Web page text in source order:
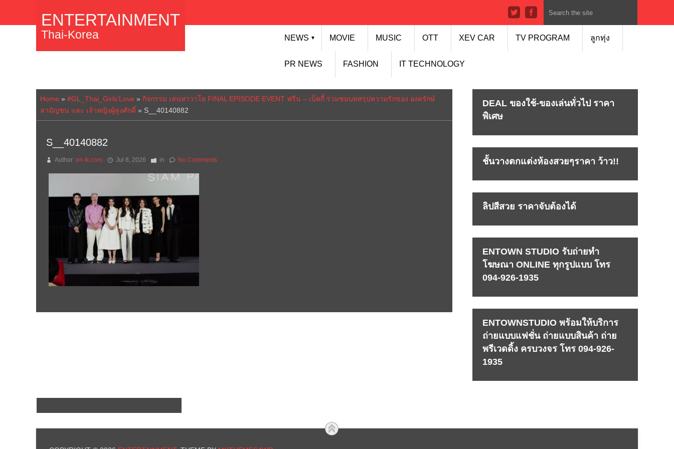
NEWS ▼ MOVIE MUSIC OTT XEV CAR TV PROGRAM ลูกทุ่ง
PR NEWS FASHION IT TECHNOLOGY
ENTERTAINMENT
Thai-Korea
Home » #GL_Thai_Girls’Love » กิจกรรม เสน่หาวาโย FINAL EPISODE EVENT ฟรีน – เบ็คกี้ ร่วมชมบทสรุปความรักของ องครักษ์
สามัญชน และ เจ้าหญิงผู้สูงศักดิ์ » S__40140882
S__40140882
Author: en-tk.com Jul 8, 2026 in No Comments
DEAL ของใช้-ของเล่นทั่วไป ราคา
พิเศษ
ชั้นวางตกแต่งห้องสวยๆราคา ว้าว!!
ลิปสีสวย ราคาจับต้องได้
ENTOWN STUDIO รับถ่ายทำ
โฆษณา ONLINE ทุกรูปแบบ โทร
094-926-1935
ENTOWNSTUDIO พร้อมให้บริการ
ถ่ายแบบแฟชั่น ถ่ายแบบสินค้า ถ่าย
พรีเวดดิ้ง ครบวงจร โทร 094-926-
1935